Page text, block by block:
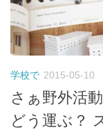
学校で 2015-05-10
さぁ野外活
どう運ぶ？